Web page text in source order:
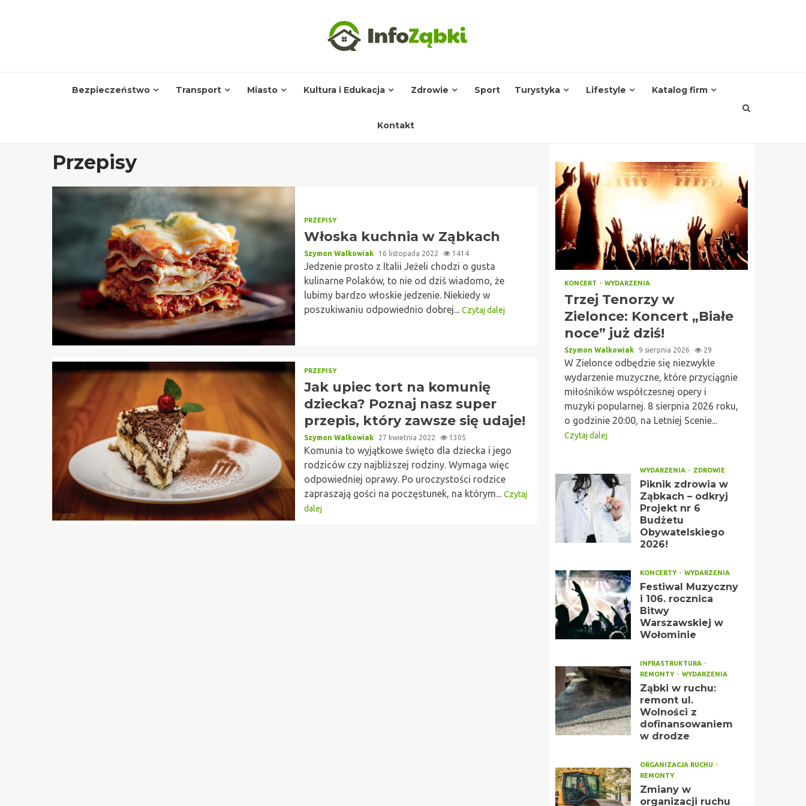
Bezpieczeństwo Transport Miasto Kultura i Edukacja Zdrowie Sport Turystyka Lifestyle Katalog firm
Kontakt
Przepisy
PRZEPISY
Włoska kuchnia w Ząbkach
Szymon Walkowiak 16 listopada 2022 1414
Jedzenie prosto z Italii Jeżeli chodzi o gusta
kulinarne Polaków, to nie od dziś wiadomo, że
lubimy bardzo włoskie jedzenie. Niekiedy w
poszukiwaniu odpowiednio dobrej... Czytaj dalej
PRZEPISY
Jak upiec tort na komunię
dziecka? Poznaj nasz super
przepis, który zawsze się udaje!
Szymon Walkowiak 27 kwietnia 2022 1305
Komunia to wyjątkowe święto dla dziecka i jego
rodziców czy najbliższej rodziny. Wymaga więc
odpowiedniej oprawy. Po uroczystości rodzice
zapraszają gości na poczęstunek, na którym... Czytaj
dalej
KONCERT WYDARZENIA
Trzej Tenorzy w
Zielonce: Koncert „Białe
noce” już dziś!
Szymon Walkowiak 9 sierpnia 2026 29
W Zielonce odbędzie się niezwykłe
wydarzenie muzyczne, które przyciągnie
miłośników współczesnej opery i
muzyki popularnej. 8 sierpnia 2026 roku,
o godzinie 20:00, na Letniej Scenie...
Czytaj dalej
WYDARZENIA ZDROWIE
Piknik zdrowia w
Ząbkach – odkryj
Projekt nr 6
Budżetu
Obywatelskiego
2026!
KONCERTY WYDARZENIA
Festiwal Muzyczny
i 106. rocznica
Bitwy
Warszawskiej w
Wołominie
INFRASTRUKTURA
REMONTY
WYDARZENIA
Ząbki w ruchu:
remont ul.
Wolności z
dofinansowaniem
w drodze
ORGANIZACJA RUCHU
REMONTY
Zmiany w
organizacji ruchu